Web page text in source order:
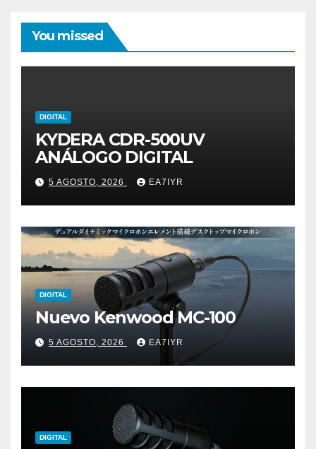
You missed
DIGITAL
KYDERA CDR-500UV
ANÁLOGO DIGITAL
5 AGOSTO, 2026 EA7IYR
DIGITAL
Nuevo Kenwood MC-100
5 AGOSTO, 2026 EA7IYR
DIGITAL